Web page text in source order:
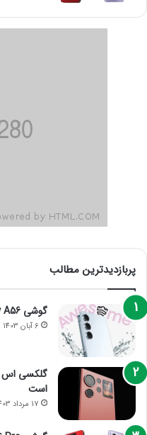
پربازدیدترین مطالب
گوشی Galaxy A56 با دوربین بهتر همراه است
6 آبان 1403
است
17 مرداد 1403